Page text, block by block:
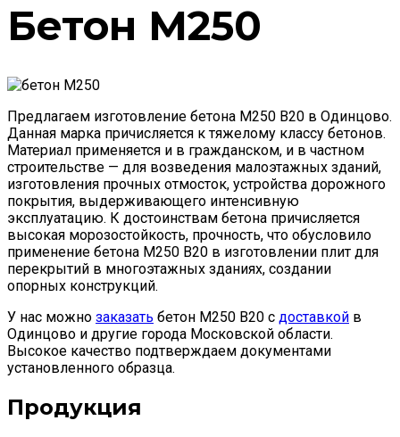
Бетон М250
Предлагаем изготовление бетона М250 B20 в Одинцово.
Данная марка причисляется к тяжелому классу бетонов.
Материал применяется и в гражданском, и в частном
строительстве — для возведения малоэтажных зданий,
изготовления прочных отмосток, устройства дорожного
покрытия, выдерживающего интенсивную
эксплуатацию. К достоинствам бетона причисляется
высокая морозостойкость, прочность, что обусловило
применение бетона М250 B20 в изготовлении плит для
перекрытий в многоэтажных зданиях, создании
опорных конструкций.
У нас можно заказать бетон М250 B20 с доставкой в
Одинцово и другие города Московской области.
Высокое качество подтверждаем документами
установленного образца.
Продукция